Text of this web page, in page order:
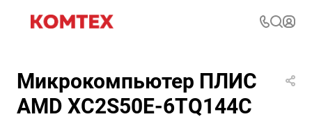
Микрокомпьютер ПЛИС
AMD XC2S50E-6TQ144C